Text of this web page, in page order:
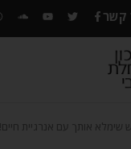
קשר
שימלא אותך עם אנרגיית חיים!